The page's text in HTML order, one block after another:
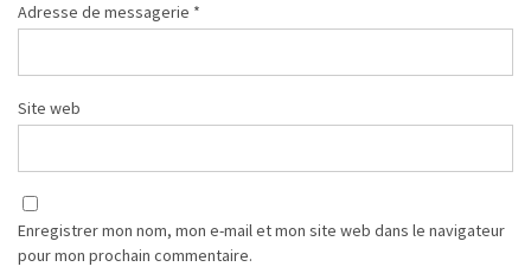
Adresse de messagerie *
Site web
Enregistrer mon nom, mon e-mail et mon site web dans le navigateur
pour mon prochain commentaire.